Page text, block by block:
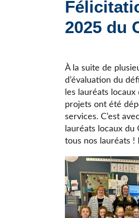
JE CHERCHE UNE ÉCOLE
2025 du
À la suite de
d’évaluation du
les lauréats locaux
projets ont été
services. C’est
lauréats locaux du
tous nos lauréats !